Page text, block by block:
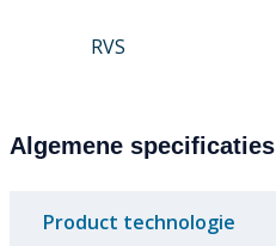
RVS
Algemene specificaties
Product technologie